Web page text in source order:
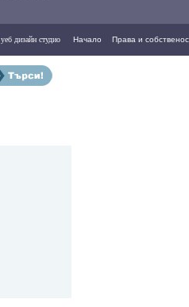
уеб дизайн студио Начало Права и